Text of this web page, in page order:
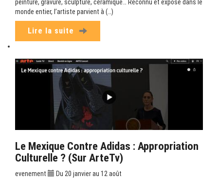
peinture, gravure, sculpture, céramique… Reconnu et exposé dans le
monde entier, l’artiste parvient à (…)
Lire la suite
Le Mexique Contre Adidas : Appropriation
Culturelle ? (sur ArteTv)
evenement
Du 20 janvier au 12 août